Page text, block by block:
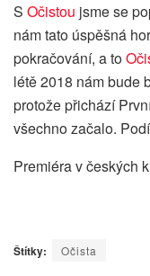
S Očistou jsme se
nám tato úspěšná
pokračování, a to
létě 2018 nám bude
protože přichází
všechno začalo.
Premiéra v českých
Štítky: Očista